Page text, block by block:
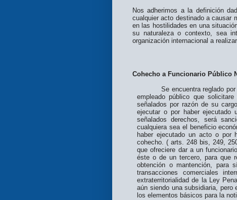
Nos adherimos a la definición
cualquier acto destinado a causar
en las hostilidades en una
su naturaleza o contexto, sea
organización internacional a
Cohecho a Funcionario Público
Se encuentra reglado por los
empleado público que
señalados por razón de su
ejecutar o por haber
señalados derechos, será
cualquiera sea el beneficio
haber ejecutado un acto o por
cohecho. ( arts. 248 bis, 249,
que ofreciere dar a un
éste o de un tercero, para que
obtención o mantención, para
transacciones comerciales
extraterritorialidad de la Ley
aún siendo una subsidiaria,
los elementos básicos para la